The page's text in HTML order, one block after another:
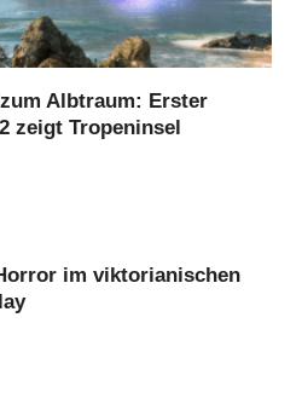
Albtraum: Erster
zeigt Tropeninsel
im viktorianischen